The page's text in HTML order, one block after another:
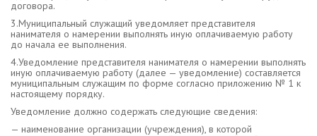
договора.
3.Муниципальный служащий уведомляет представителя
нанимателя о намерении выполнять иную оплачиваемую работу
до начала ее выполнения.
4.Уведомление представителя нанимателя о намерении выполнять
иную оплачиваемую работу (далее — уведомление) составляется
муниципальным служащим по форме согласно приложению № 1 к
настоящему порядку.
Уведомление должно содержать следующие сведения:
— наименование организации (учреждения), в которой